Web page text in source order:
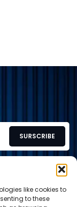
like cookies to
to these